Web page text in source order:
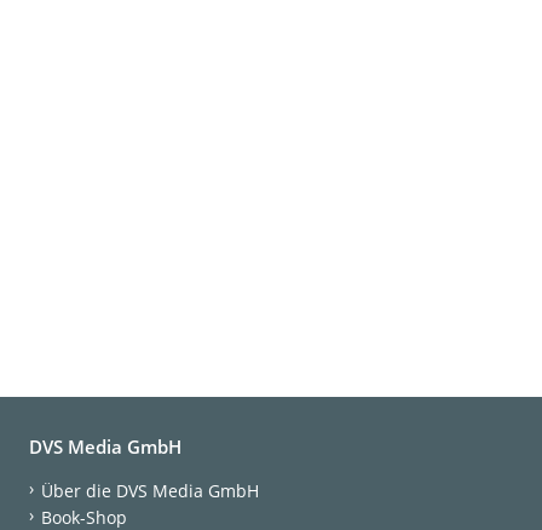
DVS Media GmbH
Über die DVS Media GmbH
Book-Shop